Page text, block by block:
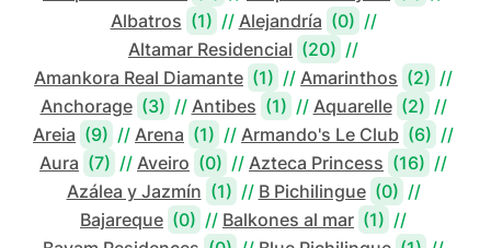
Albatros (1) // Alejandría (0) //
Altamar Residencial (20) //
Amankora Real Diamante (1) // Amarinthos (2) //
Anchorage (3) // Antibes (1) // Aquarelle (2) //
Areia (9) // Arena (1) // Armando's Le Club (6) //
Aura (7) // Aveiro (0) // Azteca Princess (16) //
Azálea y Jazmín (1) // B Pichilingue (0) //
Bajareque (0) // Balkones al mar (1) //